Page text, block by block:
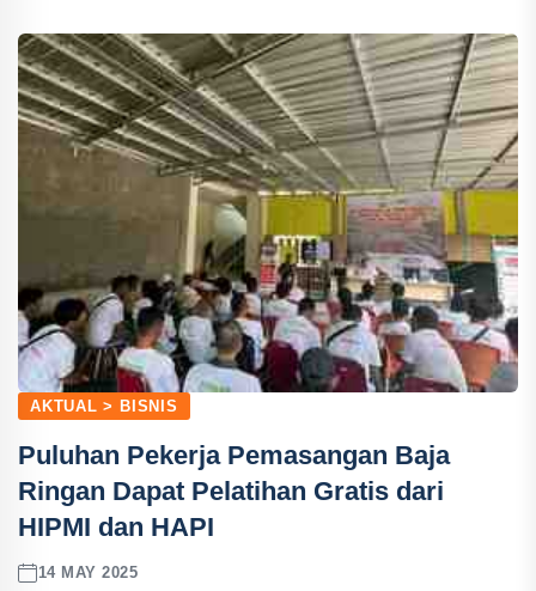
AKTUAL > BISNIS
Puluhan Pekerja Pemasangan Baja
Ringan Dapat Pelatihan Gratis dari
HIPMI dan HAPI
14 MAY 2025